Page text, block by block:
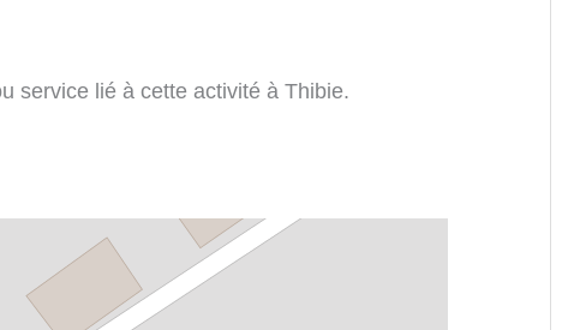
service lié à cette activité à Thibie.